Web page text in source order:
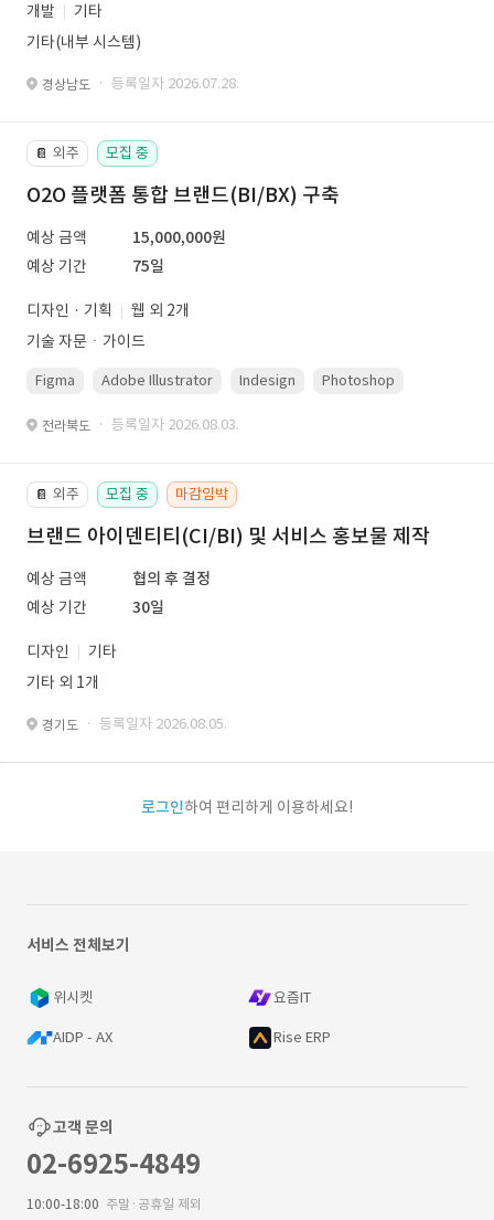
개발
기타
기타(내부 시스템)
경상남도 · 등록일자 2026.07.28.
📔 외주 모집 중
O2O 플랫폼 통합 브랜드(BI/BX) 구축
예상 금액
15,000,000원
예상 기간
75일
디자인 · 기획
웹 외 2개
기술 자문ㆍ가이드
Figma Adobe Illustrator Indesign Photoshop
전라북도 · 등록일자 2026.08.03.
📔 외주 모집 중 마감임박
브랜드 아이덴티티(CI/BI) 및 서비스 홍보물 제작
예상 금액
협의 후 결정
예상 기간
30일
디자인
기타
기타 외 1개
경기도 · 등록일자 2026.08.05.
로그인하여 편리하게 이용하세요!
서비스 전체보기
위시켓 요즘IT
AIDP - AX Rise ERP
고객 문의
02-6925-4849
10:00-18:00 주말·공휴일 제외